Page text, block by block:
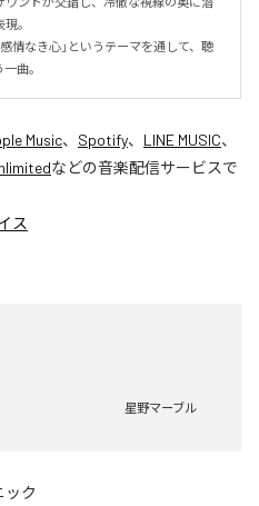
。
情なき心」というテーマを通して、聴
曲。
Music、 Spotify、 LINE MUSIC、
などの音楽配信サービスで
ス
星野マーブル
ック